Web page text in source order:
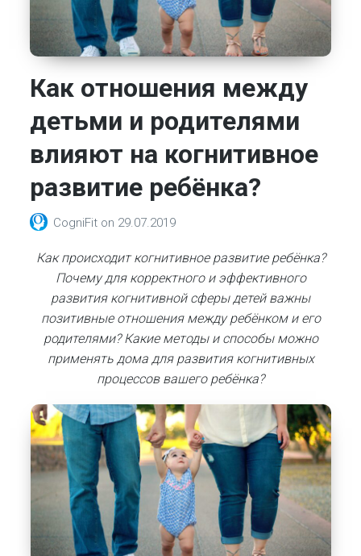
Как отношения между
детьми и родителями
влияют на когнитивное
развитие ребёнка?
CogniFit on 29.07.2019
Как происходит когнитивное развитие ребёнка?
Почему для корректного и эффективного
развития когнитивной сферы детей важны
позитивные отношения между ребёнком и его
родителями? Какие методы и способы можно
применять дома для развития когнитивных
процессов вашего ребёнка?